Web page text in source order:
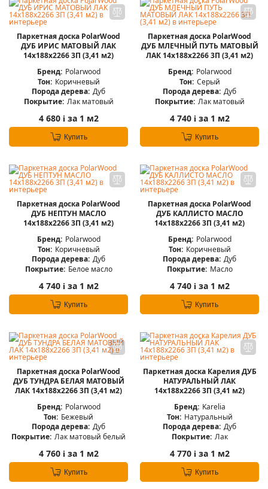
Паркетная доска PolarWood
ДУБ ИРИС МАТОВЫЙ ЛАК
14x188x2266 3П (3,41 м2)
Бренд: Polarwood
Тон: Коричневый
Порода дерева: Дуб
Покрытие: Лак матовый
4 680 iза 1 м2
Купить
Паркетная доска PolarWood
ДУБ МЛЕЧНЫЙ ПУТЬ МАТОВЫЙ
ЛАК 14x188x2266 3П (3,41 м2)
Бренд: Polarwood
Тон: Серый
Порода дерева: Дуб
Покрытие: Лак матовый
4 740 iза 1 м2
Купить
Паркетная доска PolarWood
ДУБ НЕПТУН МАСЛО
14x188x2266 3П (3,41 м2)
Бренд: Polarwood
Тон: Коричневый
Порода дерева: Дуб
Покрытие: Белое масло
4 740 iза 1 м2
Купить
Паркетная доска PolarWood
ДУБ КАЛЛИСТО МАСЛО
14x188x2266 3П (3,41 м2)
Бренд: Polarwood
Тон: Коричневый
Порода дерева: Дуб
Покрытие: Масло
4 740 iза 1 м2
Купить
Паркетная доска PolarWood
ДУБ ТУНДРА БЕЛАЯ МАТОВЫЙ
ЛАК 14x188x2266 3П (3,41 м2)
Бренд: Polarwood
Тон: Бежевый
Порода дерева: Дуб
Покрытие: Лак матовый белый
4 760 iза 1 м2
Купить
Паркетная доска Карелия ДУБ
НАТУРАЛЬНЫЙ ЛАК
14x188x2266 3П (3,41 м2)
Бренд: Karelia
Тон: Натуральный
Порода дерева: Дуб
Покрытие: Лак
4 770 iза 1 м2
Купить